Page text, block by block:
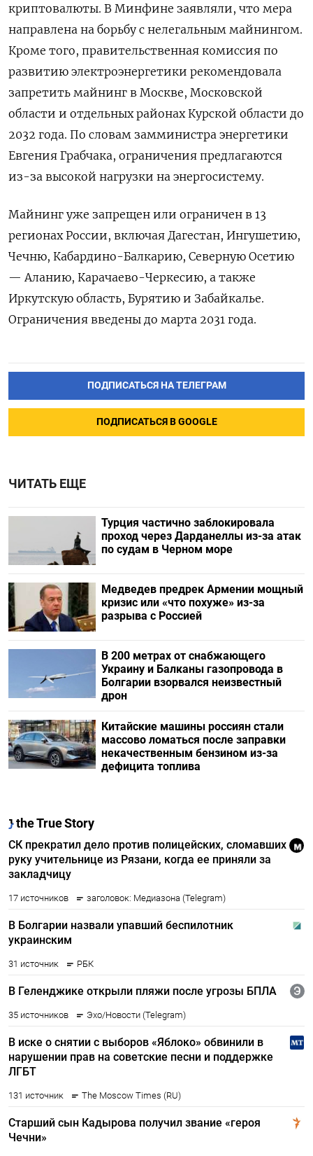
криптовалюты. В Минфине заявляли, что мера
направлена на борьбу с нелегальным майнингом.
Кроме того, правительственная комиссия по
развитию электроэнергетики рекомендовала
запретить майнинг в Москве, Московской
области и отдельных районах Курской области до
2032 года. По словам замминистра энергетики
Евгения Грабчака, ограничения предлагаются
из-за высокой нагрузки на энергосистему.
Майнинг уже запрещен или ограничен в 13
регионах России, включая Дагестан, Ингушетию,
Чечню, Кабардино-Балкарию, Северную Осетию
— Аланию, Карачаево-Черкесию, а также
Иркутскую область, Бурятию и Забайкалье.
Ограничения введены до марта 2031 года.
ПОДПИСАТЬСЯ НА ТЕЛЕГРАМ
ПОДПИСАТЬСЯ В GOOGLE
ЧИТАТЬ ЕЩЕ
Турция частично заблокировала
проход через Дарданеллы из-за атак
по судам в Черном море
Медведев предрек Армении мощный
кризис или «что похуже» из-за
разрыва с Россией
В 200 метрах от снабжающего
Украину и Балканы газопровода в
Болгарии взорвался неизвестный
дрон
Китайские машины россиян стали
массово ломаться после заправки
некачественным бензином из-за
дефицита топлива